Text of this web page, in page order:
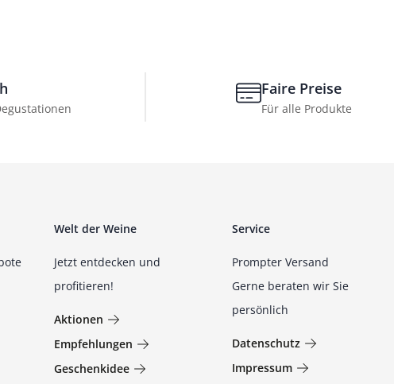
Faire Preise
Für alle Produkte
Welt der Weine
Jetzt entdecken und
profitieren!
Aktionen
Empfehlungen
Geschenkidee
Service
Prompter Versand
Gerne beraten wir Sie
persönlich
Datenschutz
Impressum